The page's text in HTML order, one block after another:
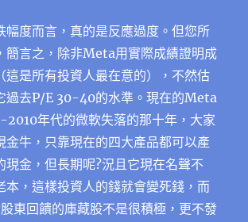
幅度而言，真的是反應過度。但您所
簡言之，除非Meta用實際成績證明成
這是所有投資人最在意的），不然估
過去P/E 30-40的水準。現在的Meta
年代的微軟失落的那十年，大家
金牛，只靠現在的四大產品都可以產
現金，但長期呢?況且它現在名聲不
本，這樣投資人的錢就會變死錢，而
東回饋的庫藏股不是很積極，更不發